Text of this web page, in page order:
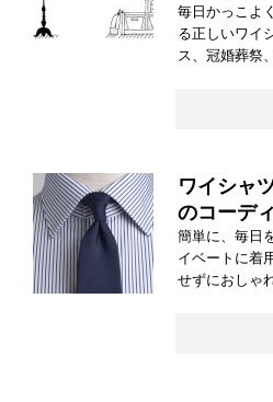
毎日かっこよ
る正しいワイ
ス、冠婚葬祭
ワイシャ
のコーデ
簡単に、毎日
イベートに着
せずにおしゃ